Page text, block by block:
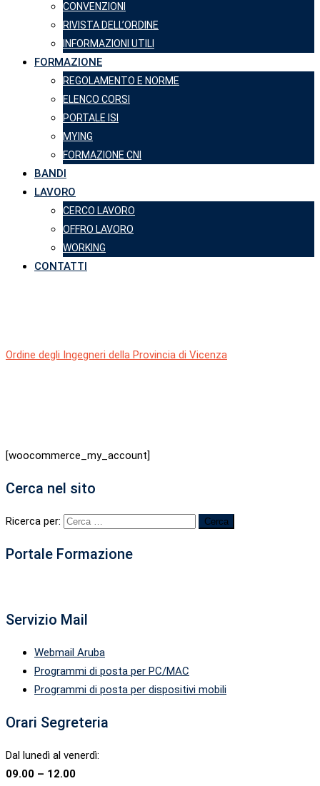
CONVENZIONI
RIVISTA DELL’ORDINE
INFORMAZIONI UTILI
FORMAZIONE
REGOLAMENTO E NORME
ELENCO CORSI
PORTALE ISI
MYING
FORMAZIONE CNI
BANDI
LAVORO
CERCO LAVORO
OFFRO LAVORO
WORKING
CONTATTI
Ordine degli Ingegneri della Provincia di Vicenza
[woocommerce_my_account]
Cerca nel sito
Ricerca per:
Portale Formazione
Servizio Mail
Webmail Aruba
Programmi di posta per PC/MAC
Programmi di posta per dispositivi mobili
Orari Segreteria
Dal lunedì al venerdì:
09.00 – 12.00